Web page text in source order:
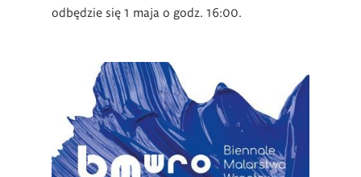
odbędzie się 1 maja o godz. 16:00.